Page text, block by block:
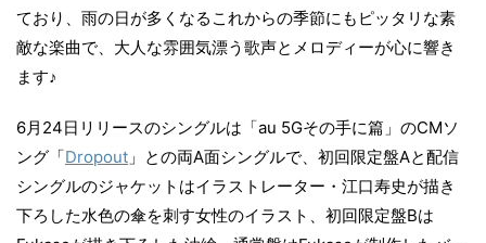
ており、雨の日が多くなるこれからの季節にもピッタリな素
敵な楽曲で、大人な雰囲気漂う歌声とメロディーが心に響き
ます♪
6月24日リリースのシングルは「au 5Gその手に篇」のCMソ
ング「Dropout 」との両A面シングルで、初回限定盤Aと配信
シングルのジャケットはイラストレーター・江口寿史が描き
下ろした水色の傘を刺す女性のイラスト、初回限定盤Bは